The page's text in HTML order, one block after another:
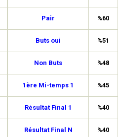
Pair %60
Buts oui %51
Non Buts %48
1ère Mi-temps 1 %45
Résultat Final 1 %40
Résultat Final N %40